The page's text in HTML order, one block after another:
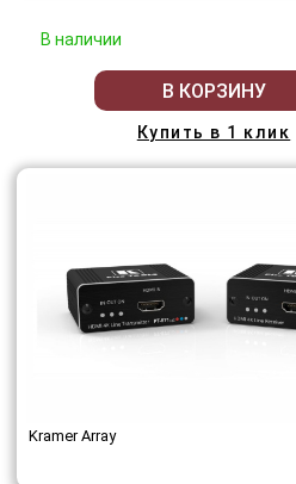
В наличии
В КОРЗИНУ
Купить в 1 клик
Kramer Array